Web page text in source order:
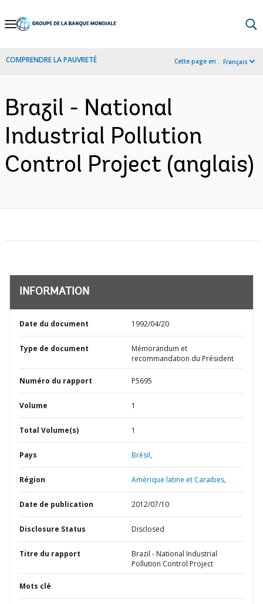
Skip
Navigation
COMPRENDRE LA PAUVRETÉ Cette page en : Français
Brazil - National
Industrial Pollution
Control Project (anglais)
INFORMATION
Date du document 1992/04/20
Type de document
Mémorandum et
recommandation du Président
Numéro du rapport P5695
Volume 1
Total Volume(s) 1
Pays Brésil,
Région Amérique latine et Caraïbes,
Date de publication 2012/07/10
Disclosure Status Disclosed
Titre du rapport
Brazil - National Industrial
Pollution Control Project
Mots clé